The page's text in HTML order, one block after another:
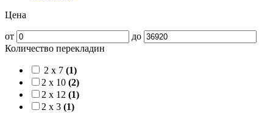
Цена
от
до
Количество перекладин
2 x 7 (1)
2 x 10 (2)
2 x 12 (1)
2 x 3 (1)